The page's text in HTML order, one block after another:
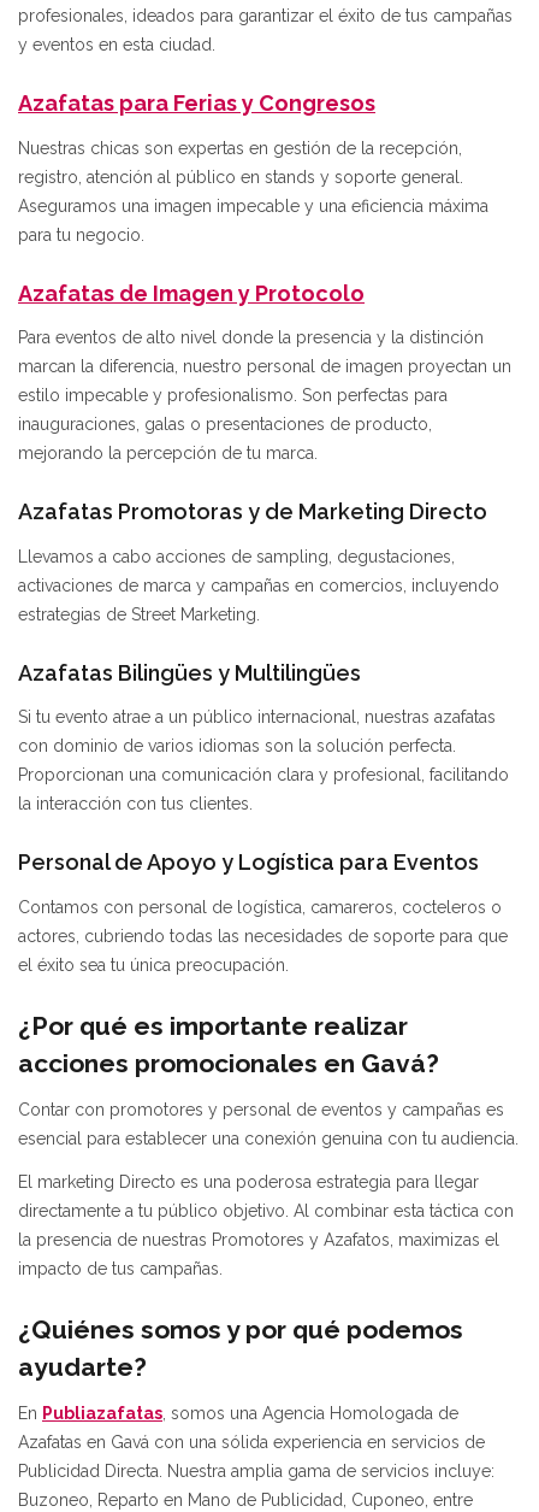
profesionales, ideados para garantizar el éxito de tus campañas
y eventos en esta ciudad.
Azafatas para Ferias y Congresos
Nuestras chicas son expertas en gestión de la recepción,
registro, atención al público en stands y soporte general.
Aseguramos una imagen impecable y una eficiencia máxima
para tu negocio.
Azafatas de Imagen y Protocolo
Para eventos de alto nivel donde la presencia y la distinción
marcan la diferencia, nuestro personal de imagen proyectan un
estilo impecable y profesionalismo. Son perfectas para
inauguraciones, galas o presentaciones de producto,
mejorando la percepción de tu marca.
Azafatas Promotoras y de Marketing Directo
Llevamos a cabo acciones de sampling, degustaciones,
activaciones de marca y campañas en comercios, incluyendo
estrategias de Street Marketing.
Azafatas Bilingües y Multilingües
Si tu evento atrae a un público internacional, nuestras azafatas
con dominio de varios idiomas son la solución perfecta.
Proporcionan una comunicación clara y profesional, facilitando
la interacción con tus clientes.
Personal de Apoyo y Logística para Eventos
Contamos con personal de logística, camareros, cocteleros o
actores, cubriendo todas las necesidades de soporte para que
el éxito sea tu única preocupación.
¿Por qué es importante realizar
acciones promocionales en Gavá?
Contar con promotores y personal de eventos y campañas es
esencial para establecer una conexión genuina con tu audiencia.
El marketing Directo es una poderosa estrategia para llegar
directamente a tu público objetivo. Al combinar esta táctica con
la presencia de nuestras Promotores y Azafatos, maximizas el
impacto de tus campañas.
¿Quiénes somos y por qué podemos
ayudarte?
En Publiazafatas , somos una Agencia Homologada de
Azafatas en Gavá con una sólida experiencia en servicios de
Publicidad Directa. Nuestra amplia gama de servicios incluye:
Buzoneo, Reparto en Mano de Publicidad, Cuponeo, entre